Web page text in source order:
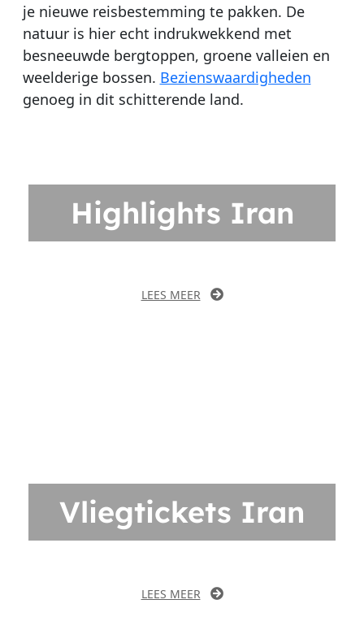
je nieuwe reisbestemming te pakken. De
natuur is hier echt indrukwekkend met
besneeuwde bergtoppen, groene valleien en
weelderige bossen. Bezienswaardigheden
genoeg in dit schitterende land.
Highlights Iran
LEES MEER
Vliegtickets Iran
LEES MEER